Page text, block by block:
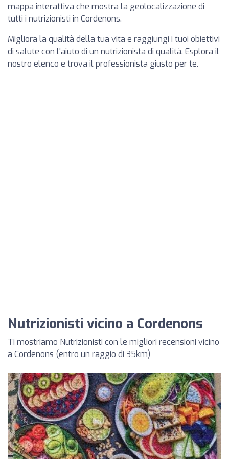
mappa interattiva che mostra la geolocalizzazione di
tutti i nutrizionisti in Cordenons.
Migliora la qualità della tua vita e raggiungi i tuoi obiettivi
di salute con l'aiuto di un nutrizionista di qualità. Esplora il
nostro elenco e trova il professionista giusto per te.
Nutrizionisti vicino a Cordenons
Ti mostriamo Nutrizionisti con le migliori recensioni vicino
a Cordenons (entro un raggio di 35km)